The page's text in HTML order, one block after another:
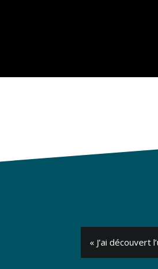
« J’ai découvert